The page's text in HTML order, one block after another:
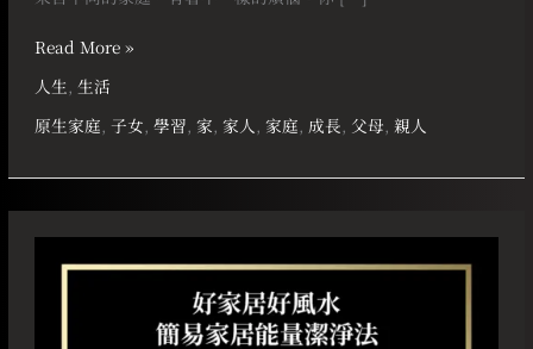
Read More »
人生,生活
原生家庭,子女,學習,家,家人 ,家庭, 成長, 父母,親人